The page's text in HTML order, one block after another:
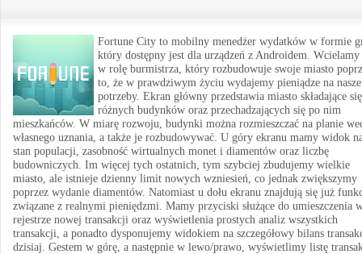
Fortune City to mobilny menedżer wydatków w formie
który dostępny jest dla urządzeń z Androidem. Wcielamy
w rolę burmistrza, który rozbudowuje swoje miasto
to, że w prawdziwym życiu wydajemy pieniądze na nasze
potrzeby. Ekran główny przedstawia miasto składające
różnych budynków oraz przechadzających się po nim
mieszkańców. W miarę rozwoju, budynki można rozmieszczać na planie
własnego uznania, a także je rozbudowywać. U góry ekranu mamy widok
stan populacji, zasobność wirtualnych monet i diamentów oraz liczbę
budowniczych. Im więcej tych ostatnich, tym szybciej zbudujemy wielkie
miasto, ale istnieje dzienny limit nowych wzniesień, co jednak zwiększymy
poprzez wydanie diamentów. Natomiast u dołu ekranu znajdują się już
związane z realnymi pieniędzmi. Mamy przyciski służące do umieszczenia
rejestrze nowej transakcji oraz wyświetlenia prostych analiz wszystkich
transakcji, a ponadto dysponujemy widokiem na szczegółowy bilans
dzisiaj. Gestem w górę, a następnie w lewo/prawo, wyświetlimy listę